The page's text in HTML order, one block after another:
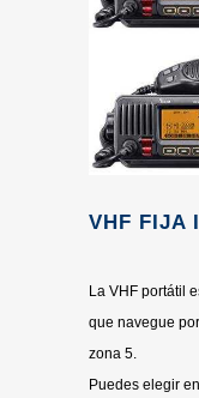
VHF FIJA
La VHF portátil
que navegue
zona 5.
Puedes elegir